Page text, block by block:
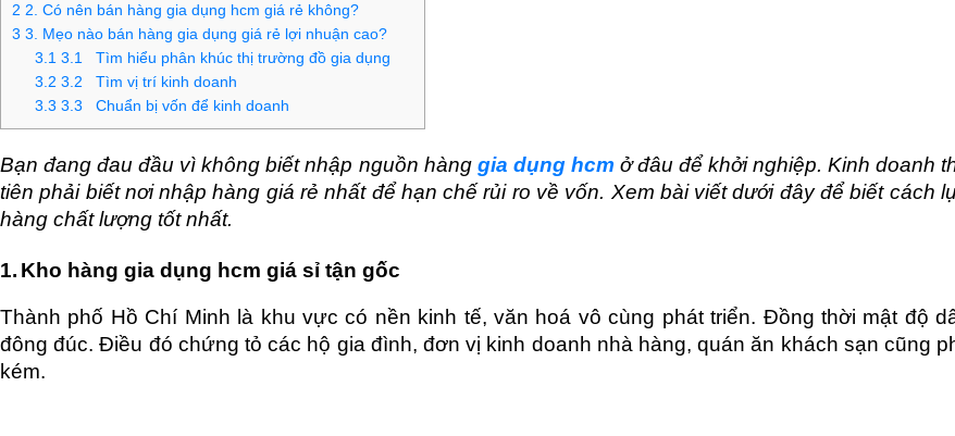
2 2. Có nên bán hàng gia dụng hcm giá rẻ không?
3 3. Mẹo nào bán hàng gia dụng giá rẻ lợi nhuận cao?
3.1 3.1 Tìm hiểu phân khúc thị trường đồ gia dụng
3.2 3.2 Tìm vị trí kinh doanh
3.3 3.3 Chuẩn bị vốn để kinh doanh
Bạn đang đau đầu vì không biết nhập nguồn hàng gia dụng hcm ở đâu để khởi nghiệp. Kinh doanh
tiên phải biết nơi nhập hàng giá rẻ nhất để hạn chế rủi ro về vốn. Xem bài viết dưới đây để biết cách
hàng chất lượng tốt nhất.
1. Kho hàng gia dụng hcm giá sỉ tận gốc
Thành phố Hồ Chí Minh là khu vực có nền kinh tế, văn hoá vô cùng phát triển. Đồng thời mật độ
đông đúc. Điều đó chứng tỏ các hộ gia đình, đơn vị kinh doanh nhà hàng, quán ăn khách sạn cũng
kém.